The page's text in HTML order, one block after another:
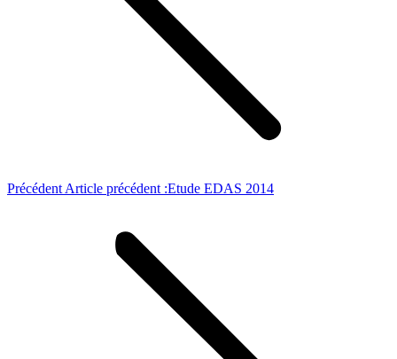
Précédent Article précédent :Etude EDAS 2014